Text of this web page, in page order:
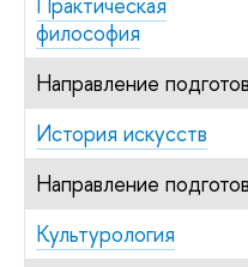
философия
Направление
История искусств
Направление
Культурология